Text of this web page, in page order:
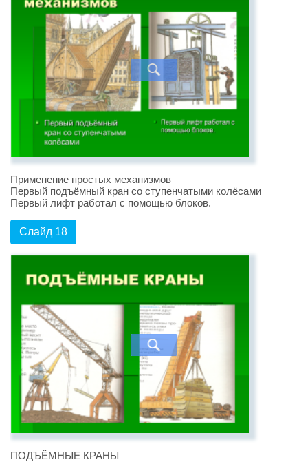
Применение простых механизмов
Первый подъёмный кран со ступенчатыми колёсами
Первый лифт работал с помощью блоков.
Слайд 18
ПОДЪЁМНЫЕ КРАНЫ